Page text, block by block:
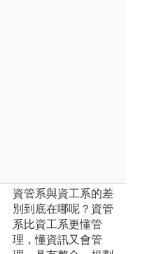
資管系與資工系的差
別到底在哪呢？資管
系比資工系更懂管
理，懂資訊又會管